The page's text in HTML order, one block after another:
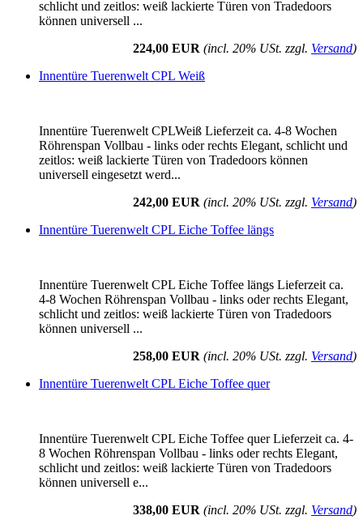
schlicht und zeitlos: weiß lackierte Türen von Tradedoors
können universell ...
224,00 EUR (incl. 20% USt. zzgl. Versand)
Innentüre Tuerenwelt CPL Weiß
Innentüre Tuerenwelt CPLWeiß Lieferzeit ca. 4-8 Wochen
Röhrenspan Vollbau - links oder rechts Elegant, schlicht und
zeitlos: weiß lackierte Türen von Tradedoors können
universell eingesetzt werd...
242,00 EUR (incl. 20% USt. zzgl. Versand)
Innentüre Tuerenwelt CPL Eiche Toffee längs
Innentüre Tuerenwelt CPL Eiche Toffee längs Lieferzeit ca.
4-8 Wochen Röhrenspan Vollbau - links oder rechts Elegant,
schlicht und zeitlos: weiß lackierte Türen von Tradedoors
können universell ...
258,00 EUR (incl. 20% USt. zzgl. Versand)
Innentüre Tuerenwelt CPL Eiche Toffee quer
Innentüre Tuerenwelt CPL Eiche Toffee quer Lieferzeit ca. 4-
8 Wochen Röhrenspan Vollbau - links oder rechts Elegant,
schlicht und zeitlos: weiß lackierte Türen von Tradedoors
können universell e...
338,00 EUR (incl. 20% USt. zzgl. Versand)